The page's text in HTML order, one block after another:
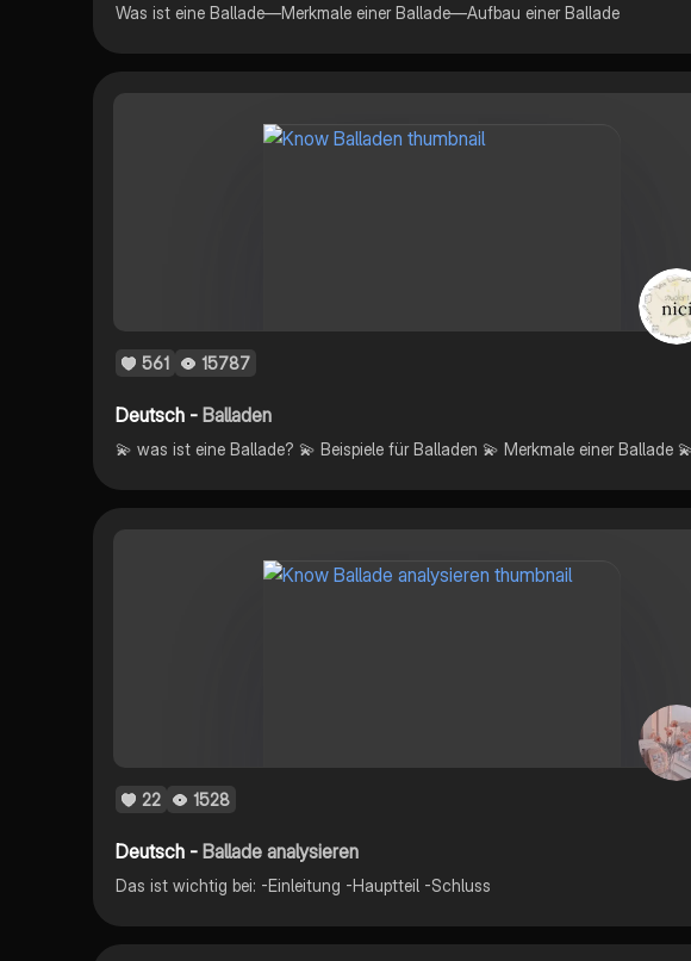
Was ist eine Ballade—Merkmale einer Ballade—Aufbau einer Ballade
561 15787
Deutsch -Balladen
22 1528
Deutsch -Ballade analysieren
Das ist wichtig bei: -Einleitung -Hauptteil -Schluss